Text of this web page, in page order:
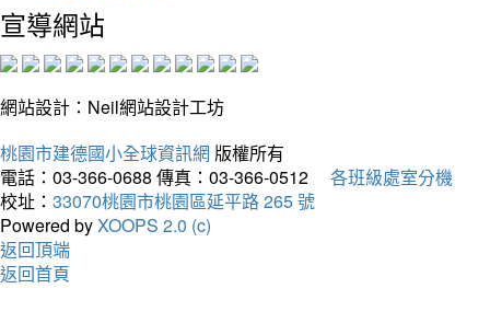
宣導網站
網站設計：Neil網站設計工坊
桃園市建德國小全球資訊網 版權所有
電話：03-366-0688 傳真：03-366-0512
各班級處室分機
校址： 33070桃園市桃園區延平路 265 號
Powered byXOOPS 2.0 (c)
返回頂端
返回首頁